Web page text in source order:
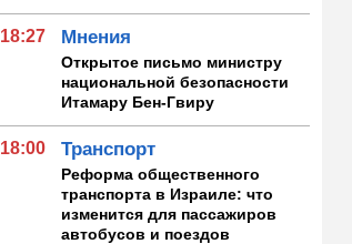
18:27 Мнения
Открытое письмо министру
национальной безопасности
Итамару Бен-Гвиру
18:00 Транспорт
Реформа общественного
транспорта в Израиле: что
изменится для пассажиров
автобусов и поездов